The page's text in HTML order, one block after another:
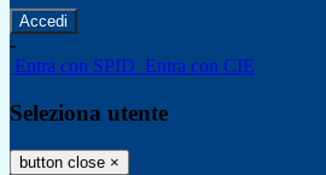
-
Entra con SPID Entra con CIE
Seleziona utente
button close ×